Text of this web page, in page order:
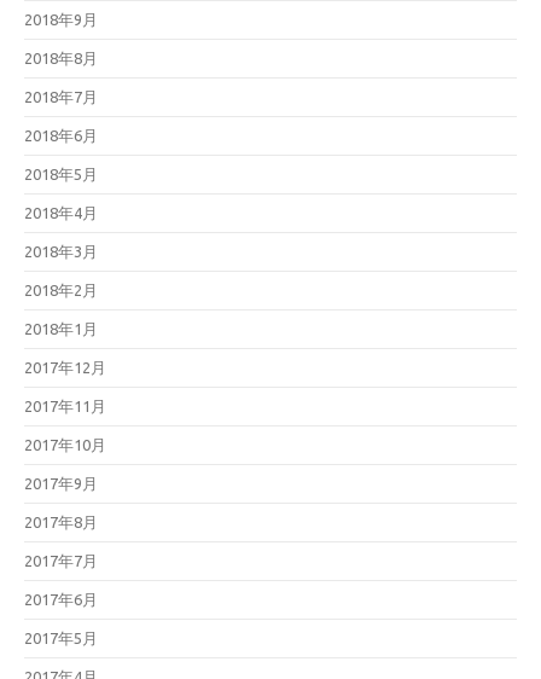
2018年9月
2018年8月
2018年7月
2018年6月
2018年5月
2018年4月
2018年3月
2018年2月
2018年1月
2017年12月
2017年11月
2017年10月
2017年9月
2017年8月
2017年7月
2017年6月
2017年5月